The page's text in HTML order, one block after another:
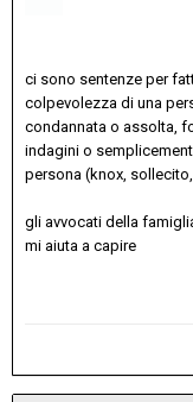
ci sono sentenze per
colpevolezza di una
condannata o assolta,
indagini o
persona (knox,
gli avvocati della
mi aiuta a capire